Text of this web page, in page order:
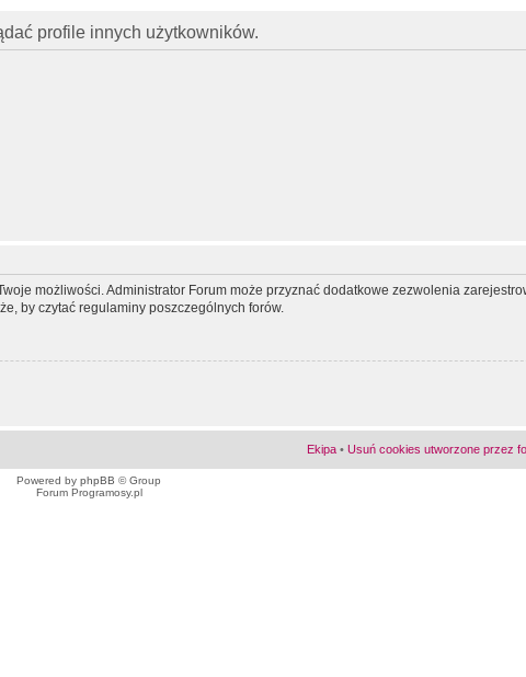
profile innych użytkowników.
możliwości. Administrator Forum może przyznać dodatkowe zezwolenia
by czytać regulaminy poszczególnych forów.
Ekipa • Usuń cookies utworzone przez
Powered by phpBB © Group
Forum Programosy.pl